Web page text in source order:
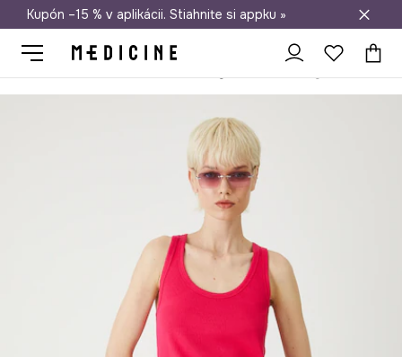
Doprava zadarmo od 50 €
Kupón –15 % v aplikácii. Stiahnite si appku »